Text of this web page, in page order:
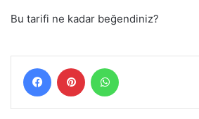
Bu tarifi ne kadar beğendiniz?
FacebookPinterest